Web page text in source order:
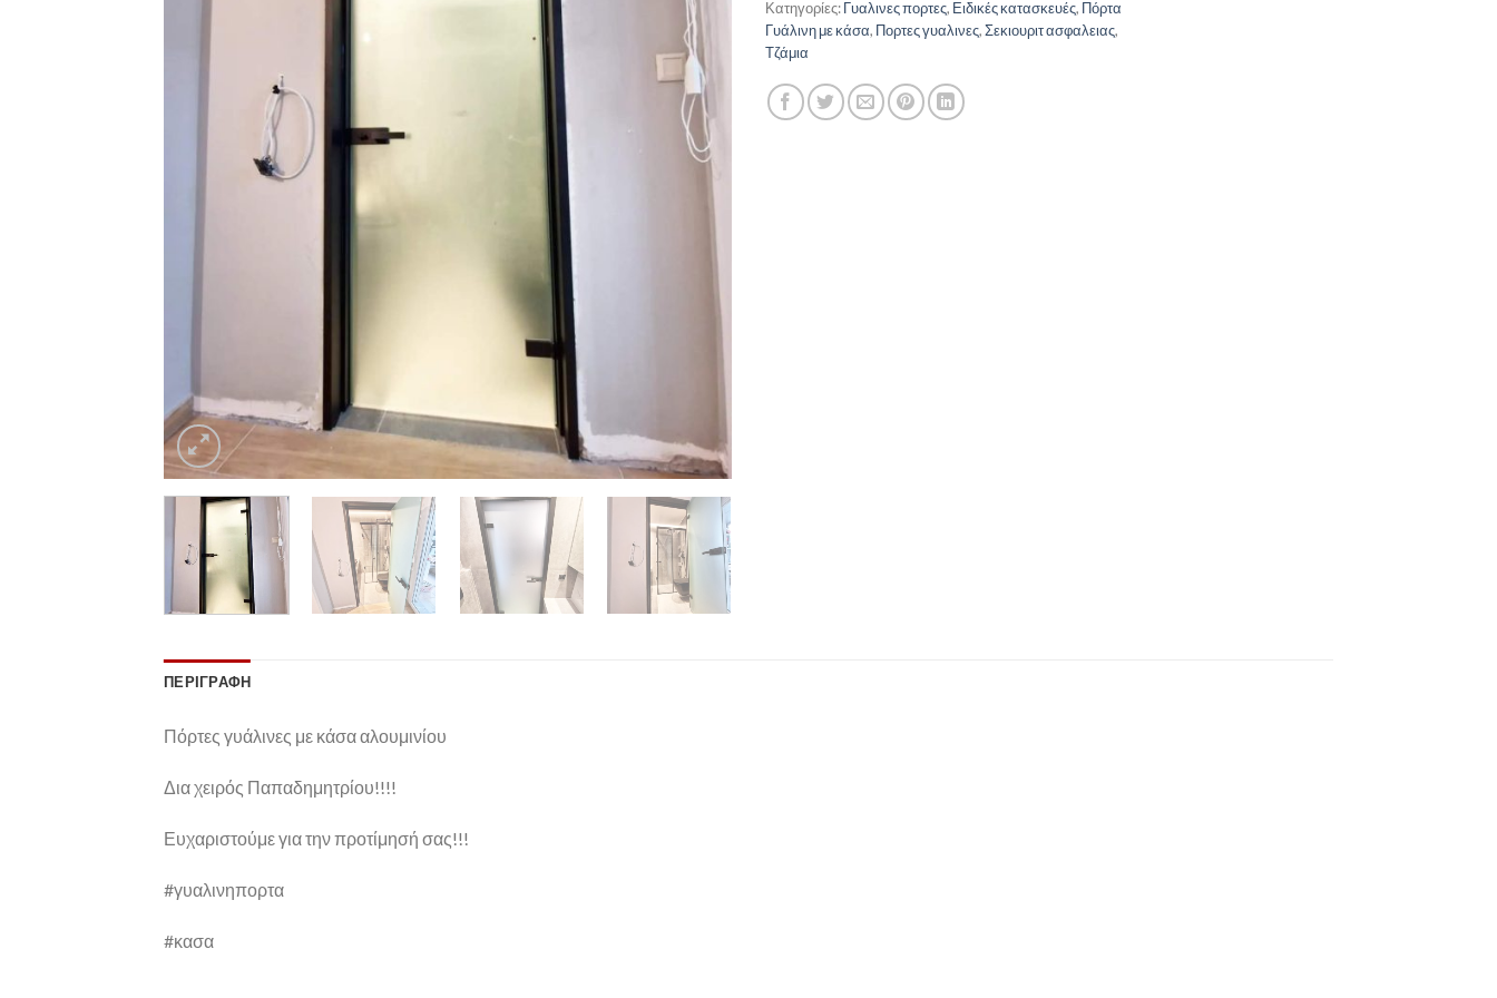
Κατηγορίες:Γυαλινες πορτες, Ειδικές κατασκευές, Πόρτα
Γυάλινη με κάσα, Πορτες γυαλινες,Σεκιουριτ ασφαλειας,
Τζάμια
ΠΕΡΙΓΡΑΦΉ
Πόρτες γυάλινες με κάσα αλουμινίου
Δια χειρός Παπαδημητρίου!!!!
Ευχαριστούμε για την προτίμησή σας!!!
#γυαλινηπορτα
#κασα